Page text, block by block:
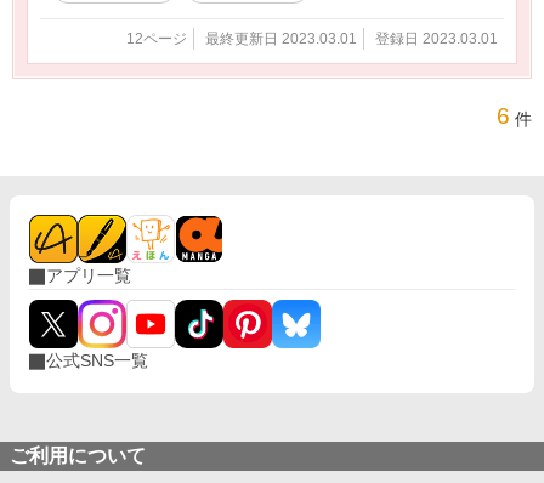
12ページ 最終更新日 2023.03.01 登録日 2023.03.01
6 件
アプリ一覧
公式SNS一覧
ご利用について